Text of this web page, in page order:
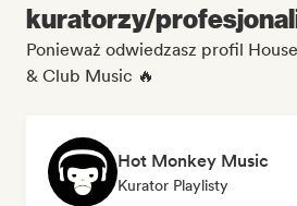
kuratorzy/
Ponieważ odwiedzasz profil
& Club Music 🔥
Hot Monkey Music
Kurator Playlisty